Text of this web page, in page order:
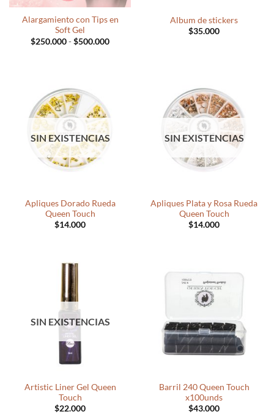
Alargamiento con Tips en
Soft Gel
$250.000-$500.000Rango
Album de stickers
$35.000
SIN EXISTENCIAS
Apliques Dorado Rueda
Queen Touch
$14.000
SIN EXISTENCIAS
Apliques Plata y Rosa Rueda
Queen Touch
$14.000
SIN EXISTENCIAS
Artistic Liner Gel Queen
Touch
$22.000
Barril 240 Queen Touch
x100unds
$43.000